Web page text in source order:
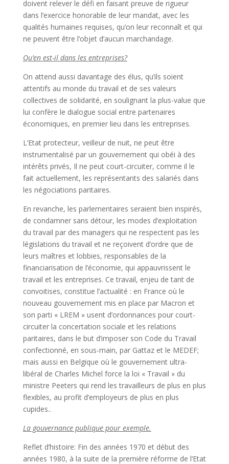
doivent relever le défi en faisant preuve de rigueur
dans l’exercice honorable de leur mandat, avec les
qualités humaines requises, qu’on leur reconnaît et qui
ne peuvent être l’objet d’aucun marchandage.
Qu’en est-il dans les entreprises?
On attend aussi davantage des élus, qu’ils soient
attentifs au monde du travail et de ses valeurs
collectives de solidarité, en soulignant la plus-value que
lui confère le dialogue social entre partenaires
économiques, en premier lieu dans les entreprises.
L’Etat protecteur, veilleur de nuit, ne peut être
instrumentalisé par un gouvernement qui obéi à des
intérêts privés, Il ne peut court-circuiter, comme il le
fait actuellement, les représentants des salariés dans
les négociations paritaires.
En revanche, les parlementaires seraient bien inspirés,
de condamner sans détour, les modes d’exploitation
du travail par des managers qui ne respectent pas les
législations du travail et ne reçoivent d’ordre que de
leurs maîtres et lobbies, responsables de la
financiarisation de l’économie, qui appauvrissent le
travail et les entreprises. Ce travail, enjeu de tant de
convoitises, constitue l’actualité : en France où le
nouveau gouvernement mis en place par Macron et
son parti « LREM » usent d’ordonnances pour court-
circuiter la concertation sociale et les relations
paritaires, dans le but d’imposer son Code du Travail
confectionné, en sous-main, par Gattaz et le MEDEF;
mais aussi en Belgique où le gouvernement ultra-
libéral de Charles Michel force la loi « Travail » du
ministre Peeters qui rend les travailleurs de plus en plus
flexibles, au profit d’employeurs de plus en plus
cupides..
La gouvernance publique pour exemple.
Reflet d’histoire: Fin des années 1970 et début des
années 1980, à la suite de la première réforme de l’Etat